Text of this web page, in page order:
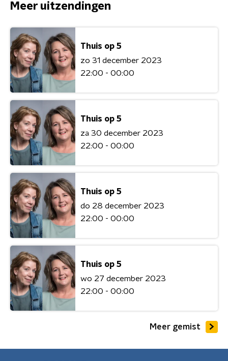
Meer uitzendingen
Thuis op 5
zo 31 december 2023
22:00 - 00:00
Thuis op 5
za 30 december 2023
22:00 - 00:00
Thuis op 5
do 28 december 2023
22:00 - 00:00
Thuis op 5
wo 27 december 2023
22:00 - 00:00
Meer gemist